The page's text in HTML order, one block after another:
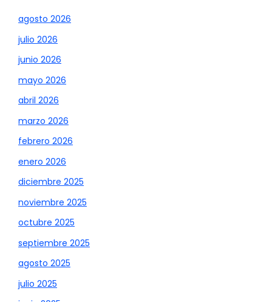
agosto 2026
julio 2026
junio 2026
mayo 2026
abril 2026
marzo 2026
febrero 2026
enero 2026
diciembre 2025
noviembre 2025
octubre 2025
septiembre 2025
agosto 2025
julio 2025